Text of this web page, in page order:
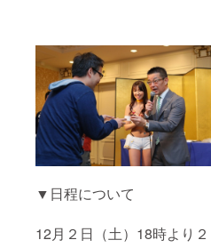
▼日程について
12月２日（土）18時より２